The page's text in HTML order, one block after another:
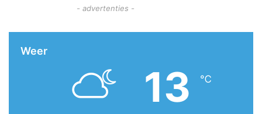
- advertenties -
Weer
13 ℃